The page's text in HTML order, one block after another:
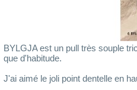
BYLGJA est un pull très souple
que d'habitude.
J'ai aimé le joli point dentelle en